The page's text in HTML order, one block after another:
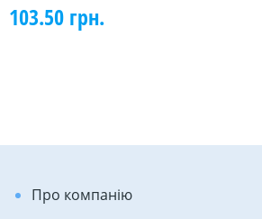
103.50 грн.
Про компанію